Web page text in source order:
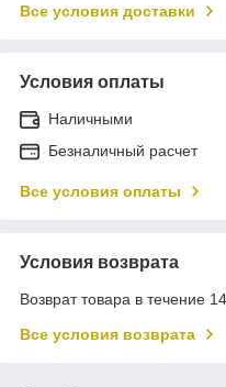
Все условия доставки
Условия оплаты
Наличными
Безналичный расчет
Все условия оплаты
Условия возврата
Возврат товара в течение
Все условия возврата